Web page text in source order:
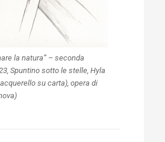
la natura” – seconda
Spuntino sotto le stelle, Hyla
su carta), opera di